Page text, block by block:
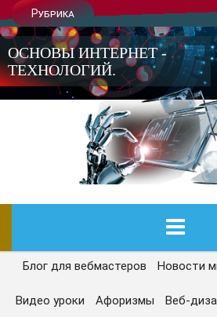
Рубрика
ОСНОВЫ ИНТЕРНЕТ -
ТЕХНОЛОГИЙ.
ГЛАВНАЯ
СЕГОДНЯ
Блог для вебмастеров Новости
Видео уроки Афоризмы Веб-